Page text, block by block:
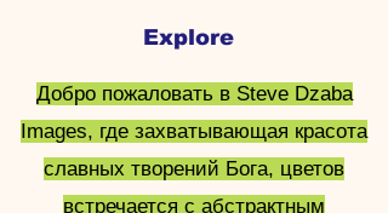
Стив Дзаба
Изображения
Добро пожаловать в Steve Dzaba
Images, где захватывающая красота
славных творений Бога, цветов
встречается с абстрактным
Explore